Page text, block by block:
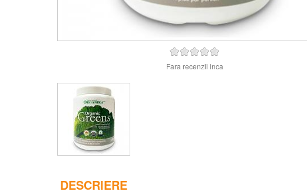
Fara recenzii inca
DESCRIERE